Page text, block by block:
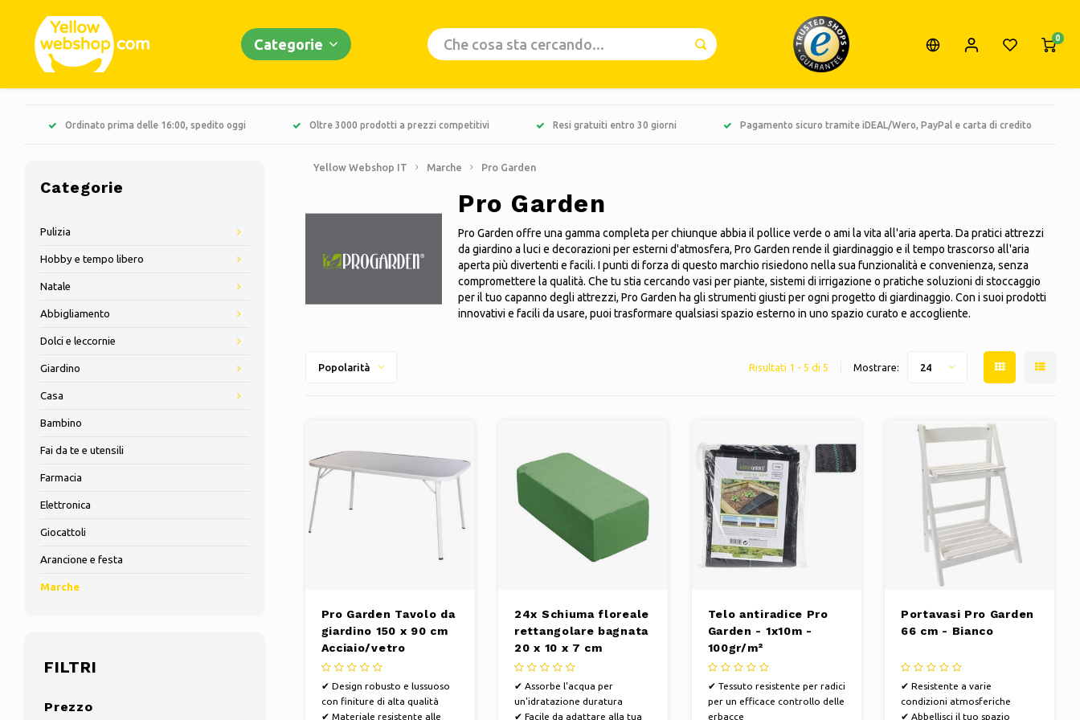
Categorie 0
Ordinato prima delle 16:00, spedito oggi Oltre 3000 prodotti a prezzi competitivi Resi gratuiti entro 30 giorni Pagamento sicuro tramite iDEAL/Wero, PayPal e carta di credito
Categorie
Pulizia
Hobby e tempo libero
Natale
Abbigliamento
Dolci e leccornie
Giardino
Casa
Bambino
Fai da te e utensili
Farmacia
Elettronica
Giocattoli
Arancione e festa
Marche
FILTRI
Prezzo
Yellow Webshop IT Marche Pro Garden
Pro Garden
Pro Garden offre una gamma completa per chiunque abbia il pollice verde o ami la vita all'aria aperta. Da pratici attrezzi
da giardino a luci e decorazioni per esterni d'atmosfera, Pro Garden rende il giardinaggio e il tempo trascorso all'aria
aperta più divertenti e facili. I punti di forza di questo marchio risiedono nella sua funzionalità e convenienza, senza
compromettere la qualità. Che tu stia cercando vasi per piante, sistemi di irrigazione o pratiche soluzioni di stoccaggio
per il tuo capanno degli attrezzi, Pro Garden ha gli strumenti giusti per ogni progetto di giardinaggio. Con i suoi prodotti
innovativi e facili da usare, puoi trasformare qualsiasi spazio esterno in uno spazio curato e accogliente.
Popolarità Risultati 1 - 5 di 5 Mostrare: 24
Pro Garden Tavolo da
giardino 150 x 90 cm
Acciaio/vetro
Bianco/grigio
✔ Design robusto e lussuoso
con finiture di alta qualità
✔ Materiale resistente alle
24x Schiuma floreale
rettangolare bagnata
20 x 10 x 7 cm
✔ Assorbe l'acqua per
un'idratazione duratura
✔ Facile da adattare alla tua
Telo antiradice Pro
Garden - 1x10m -
100gr/m²
✔ Tessuto resistente per radici
per un efficace controllo delle
erbacce
Portavasi Pro Garden
66 cm - Bianco
✔ Resistente a varie
condizioni atmosferiche
✔ Abbellisci il tuo spazio